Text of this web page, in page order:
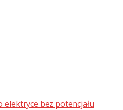
elektryce bez potencjału